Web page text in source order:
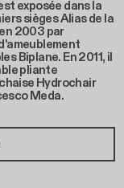
exposée dans la
sièges Alias de la
2003 par
Biplane. En 2011, il
pliante
Hydrochair
Meda.